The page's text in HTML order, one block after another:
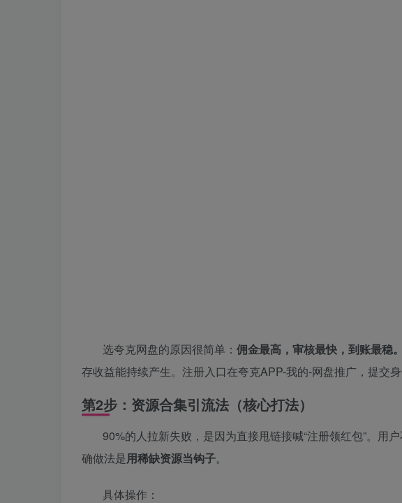
选夸克网盘的原因很简单： 佣金最高，审核最快，到账最稳。
存收益能持续产生。注册入口在夸克APP-我的-网盘推广，提交
第2步：资源合集引流法（核心打法）
90%的人拉新失败，是因为直接甩链接喊“注册领红包”。用
确做法是用稀缺资源当钩子。
具体操作：